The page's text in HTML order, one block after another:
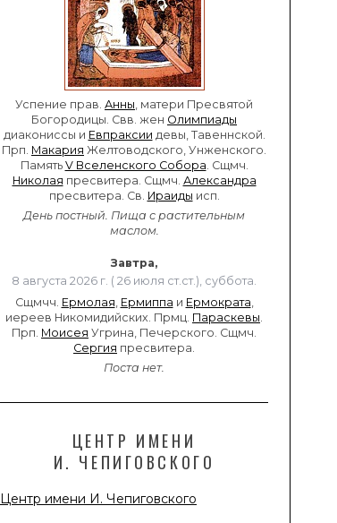
Успение прав. Анны , матери Пресвятой
Богородицы. Свв. жен Олимпиады
диакониссы и Евпраксии девы, Тавеннской.
Прп. Макария Желтоводского, Унженского.
Память V Вселенского Собора . Сщмч.
Николая пресвитера. Сщмч. Александра
пресвитера. Св. Ираиды исп.
День постный. Пища с растительным
маслом.
Завтра,
8 августа 2026 г. ( 26 июля ст.ст.), суббота.
Сщмчч. Ермолая Ермиппа и Ермократа
иереев Никомидийских. Прмц. Параскевы
Прп. Моисея Угрина, Печерского. Сщмч.
Сергия пресвитера.
Поста нет.
ЦЕНТР ИМЕНИ
И. ЧЕПИГОВСКОГО
Центр имени И. Чепиговского